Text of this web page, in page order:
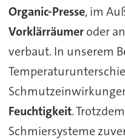
Organic-Presse, im
Vorklärräumeroder
verbaut. In unserem
Feuchtigkeit.
Schmiersysteme